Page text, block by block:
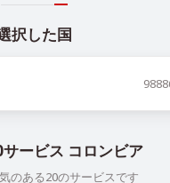
択した国
ービス コロンビア
のある20のサービスです